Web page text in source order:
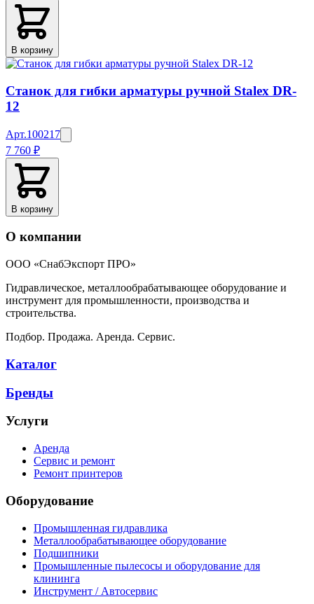
В корзину
Станок для гибки арматуры ручной Stalex DR-
12
Арт.100217
7 760 ₽
В корзину
О компании
ООО «СнабЭкспорт ПРО»
Гидравлическое, металлообрабатывающее оборудование и
инструмент для промышленности, производства и
строительства.
Подбор. Продажа. Аренда. Сервис.
Каталог
Бренды
Услуги
Аренда
Сервис и ремонт
Ремонт принтеров
Оборудование
Промышленная гидравлика
Металлообрабатывающее оборудование
Подшипники
Промышленные пылесосы и оборудование для
клининга
Инструмент / Автосервис